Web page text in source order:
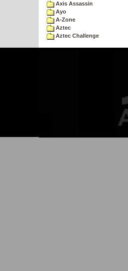
Axis Assassin
Ayo
A-Zone
Aztec
Aztec Challenge